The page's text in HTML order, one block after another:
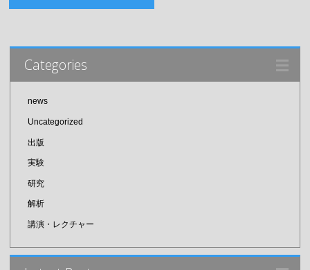
Categories
news
Uncategorized
出版
実験
研究
解析
講演・レクチャー